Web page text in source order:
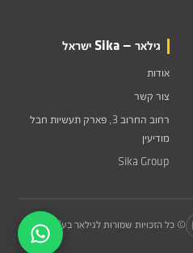
גילאר — Sika ישראל
אודות
צור קשר
רחוב החרוב 3, פארק תעשיות חבל
מודיעין
Sika Group
© כל הזכויות שמורות לגילאר בע"מ